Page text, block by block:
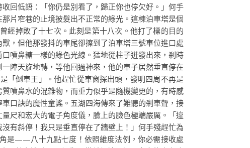
回低語：「你仍是別看了，歸正你也停欠好。」何手
片窄巷的止境披髮出不正常的綠光。這棟泊車塔是個
經掉敗了十七次。此刻是第十八次。他打了標的目的
，但他那發抖的車尾卻擦到了泊車塔三號車位進口處
噴鼻糖一樣的綠色光線。猛地從柱子迸發出來，剎時
陣天旋地轉，等他回過神來，他的車子居然垂直停在
倒車王」。他趕忙從車窗探出頭，發明四周不再是
噴鼻水的混雜物，而重力似乎是隨機變更的，有時感
口訣的魔性童謠。五湖四海傳來了難聽的剎車聲，接
尺和宏大的電子角度儀，臉上的臉色極端嚴厲。「違
有斜停！我只是垂直停在了牆壁上！」何手殘趕忙為
是——八十九點七度！依照維度法例，你必需接收處